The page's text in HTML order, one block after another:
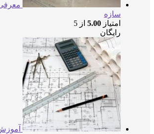
معرفی انواع
5.00از 5
آموزش